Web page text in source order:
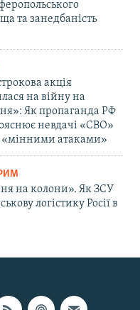
та занедбаність
акція
на війну на
Як пропаганда РФ
невдачі «СВО»
«мінними атаками»
на колони». Як ЗСУ
логістику Росії в